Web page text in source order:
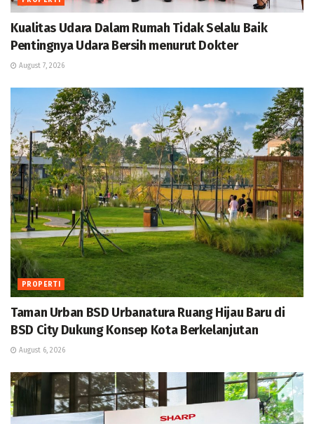
Kualitas Udara Dalam Rumah Tidak Selalu Baik
Pentingnya Udara Bersih menurut Dokter
August 7, 2026
PROPERTI
Taman Urban BSD Urbanatura Ruang Hijau Baru di
BSD City Dukung Konsep Kota Berkelanjutan
August 6, 2026